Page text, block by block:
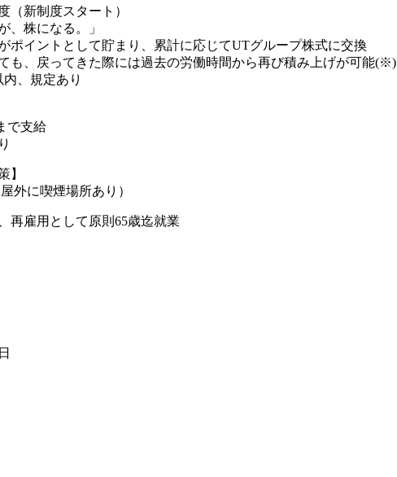
（新制度スタート）
、株になる。」
ポイントとして貯まり、累計に応じてUTグループ株式に交換
も、戻ってきた際には過去の労働時間から再び積み上げが可能(※)
、規定あり
で支給
】
外に喫煙場所あり）
再雇用として原則65歳迄就業